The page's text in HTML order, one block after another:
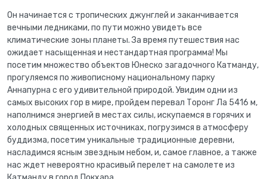
Он начинается с тропических джунглей и заканчивается
вечными ледниками, по пути можно увидеть все
климатические зоны планеты. За время путешествия нас
ожидает насыщенная и нестандартная программа! Мы
посетим множество объектов Юнеско загадочного Катманду,
прогуляемся по живописному национальному парку
Аннапурна с его удивительной природой. Увидим одни из
самых высоких гор в мире, пройдем перевал Торонг Ла 5416 м,
наполнимся энергией в местах силы, искупаемся в горячих и
холодных священных источниках, погрузимся в атмосферу
буддизма, посетим уникальные традиционные деревни,
насладимся ясным звездным небом, и, самое главное, а также
нас ждет невероятно красивый перелет на самолете из